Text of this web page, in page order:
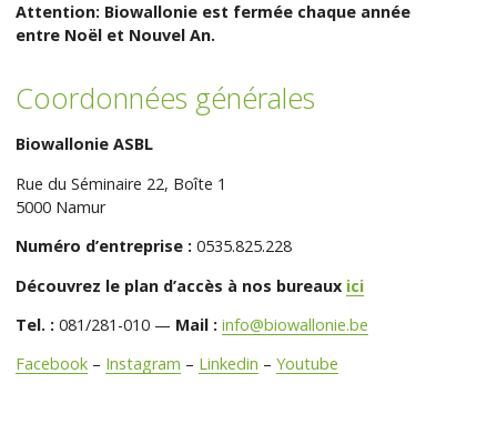
Attention: Biowallonie est fermée chaque année
entre Noël et Nouvel An.
Coordonnées générales
Biowallonie ASBL
Rue du Séminaire 22, Boîte 1
5000 Namur
Numéro d’entreprise : 0535.825.228
Découvrez le plan d’accès à nos bureaux ici
Tel. : 081/281-010 — Mail : info@biowallonie.be
Facebook – Instagram – Linkedin –Youtube